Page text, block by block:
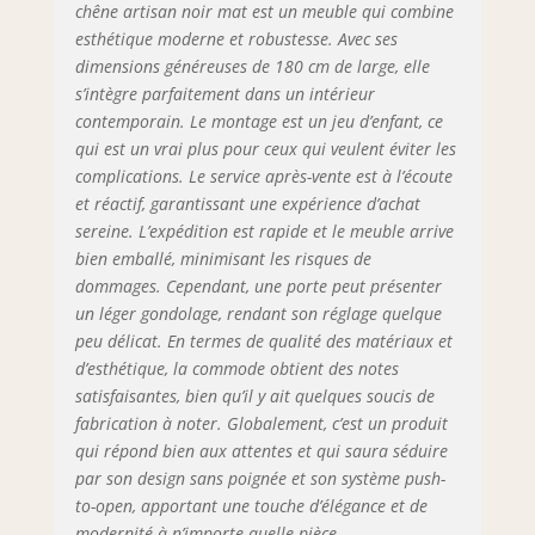
grâce aux
instructions claires
et aux pièces
précises, le
montage est
rapide et facile
chêne artisan noir mat est un meuble qui combine
esthétique moderne et robustesse. Avec ses
dimensions généreuses de 180 cm de large, elle
s’intègre parfaitement dans un intérieur
contemporain. Le montage est un jeu d’enfant, ce
qui est un vrai plus pour ceux qui veulent éviter les
complications. Le service après-vente est à l’écoute
et réactif, garantissant une expérience d’achat
sereine. L’expédition est rapide et le meuble arrive
bien emballé, minimisant les risques de
dommages. Cependant, une porte peut présenter
un léger gondolage, rendant son réglage quelque
peu délicat. En termes de qualité des matériaux et
d’esthétique, la commode obtient des notes
satisfaisantes, bien qu’il y ait quelques soucis de
fabrication à noter. Globalement, c’est un produit
qui répond bien aux attentes et qui saura séduire
par son design sans poignée et son système push-
to-open, apportant une touche d’élégance et de